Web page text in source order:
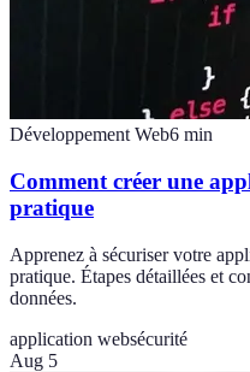
Développement Web6 min
Comment créer une
pratique
Apprenez à sécuriser votre
pratique. Étapes détaillées et
données.
application websécurité
Aug 5